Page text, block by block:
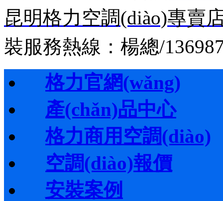
昆明格力空調(diào)專賣
裝服務熱線：楊總/
格力官網(wǎng)
產(chǎn)品中心
格力商用空調(diào)
空調(diào)報價
安裝案例